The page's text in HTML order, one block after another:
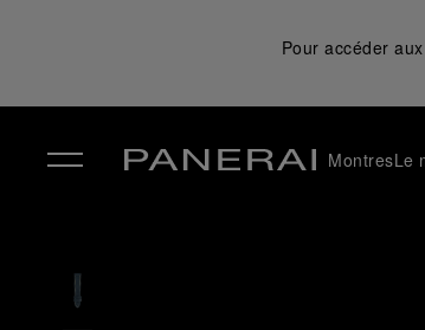
Pour accéder
MontresLe